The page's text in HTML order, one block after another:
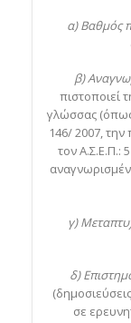
α) Βαθμός
β)
πιστοποιεί
γλώσσας (όπως
146/ 2007,
τον Α.Σ.Ε.Π.:
γ)
δ)
σε